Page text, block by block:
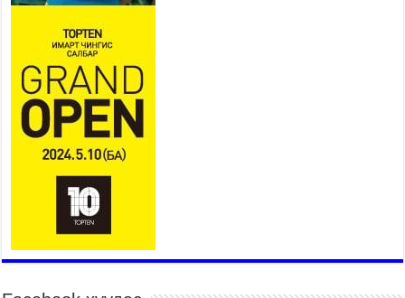
Чингэлтэй дүүргийн 5000
шилжүүлэв
2026 оны 7 сар 22 / 17 цаг 14 минут
Нийгмийн сүлжээнд хүүхдийн оролцоог
зохицуулах тухай хуулийн төслийг өргөн
мэдүүллээ
2026 оны 7 сар 22 / 17 цаг 09 минут
парламент” танхимд ажиллаж, иргэдийн саналыг
2026 оны 7 сар 22 / 17 цаг 04 минут
Нийслэлийн өвөлжилтийн бэлтгэл ажил 50
орчим хувийн гүйцэтгэлтэй байна